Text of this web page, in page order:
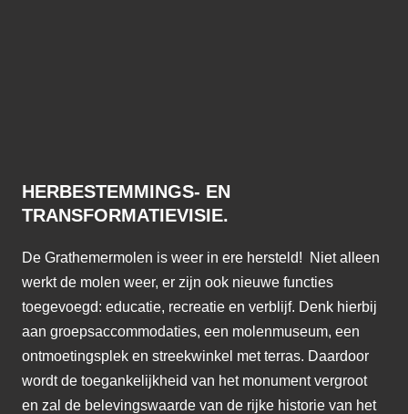
HERBESTEMMINGS- EN
TRANSFORMATIEVISIE.
De Grathemermolen is weer in ere hersteld! Niet alleen
werkt de molen weer, er zijn ook nieuwe functies
toegevoegd: educatie, recreatie en verblijf. Denk hierbij
aan groepsaccommodaties, een molenmuseum, een
ontmoetingsplek en streekwinkel met terras. Daardoor
wordt de toegankelijkheid van het monument vergroot
en zal de belevingswaarde van de rijke historie van het